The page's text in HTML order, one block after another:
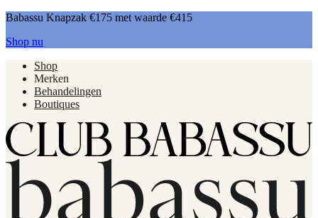
Babassu Knapzak €175 met waarde €415
Shop nu
Shop
Merken
Behandelingen
Boutiques